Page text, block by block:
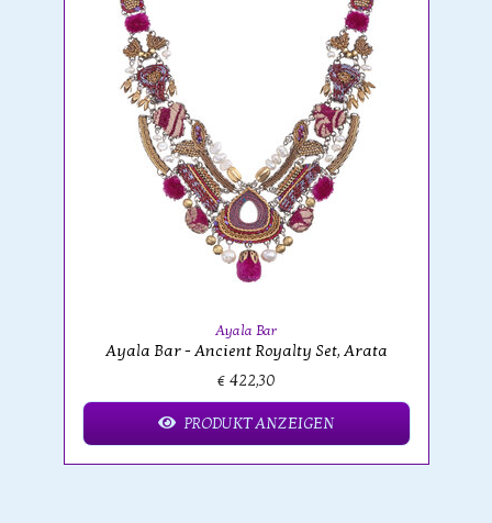
Ayala Bar
Ayala Bar - Ancient Royalty Set, Arata
€ 422,30
PRODUKT ANZEIGEN